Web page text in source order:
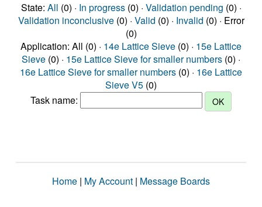
State: All (0) · In progress(0) · Validation pending (0) ·
Validation inconclusive(0) · Valid (0) · Invalid (0) · Error
(0)
Application: All (0) · 14e Lattice Sieve (0) · 15e Lattice
Sieve (0) · 15e Lattice Sieve for smaller numbers (0) ·
16e Lattice Sieve for smaller numbers (0) · 16e Lattice
Sieve V5 (0)
Task name:
Home | My Account | Message Boards